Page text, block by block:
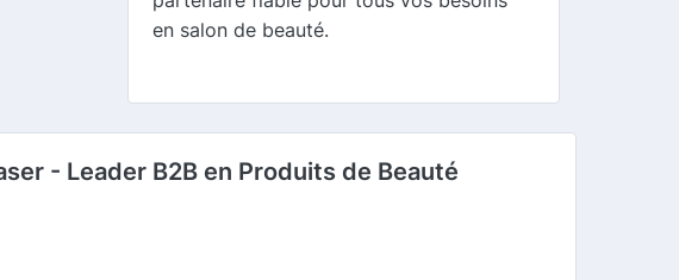
en salon de beauté.
- Leader B2B en Produits de Beauté